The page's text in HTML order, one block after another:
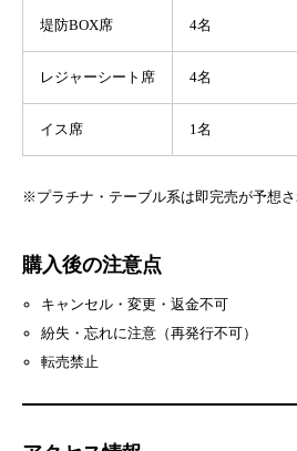
堤防BOX席 4名
レジャーシート席 4名
イス席 1名
※プラチナ・テーブル系は即完売が予想さ
購入後の注意点
キャンセル・変更・返金不可
紛失・忘れに注意（再発行不可）
転売禁止